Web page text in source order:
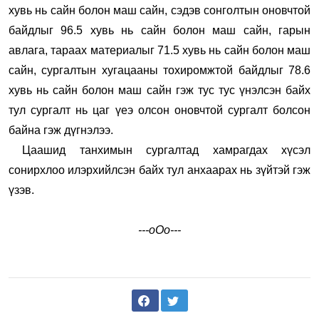
хувь нь сайн болон маш сайн, сэдэв сонголтын оновчтой
байдлыг 96.5 хувь нь сайн болон маш сайн, гарын
авлага, тараах материалыг 71.5 хувь нь сайн болон маш
сайн, сургалтын хугацааны тохиромжтой байдлыг 78.6
хувь нь сайн болон маш сайн гэж тус тус үнэлсэн байх
тул сургалт нь цаг үеэ олсон оновчтой сургалт болсон
байна гэж дүгнэлээ.
Цаашид танхимын сургалтад хамрагдах хүсэл
сонирхлоо илэрхийлсэн байх тул анхаарах нь зүйтэй гэж
үзэв.
---oOo---